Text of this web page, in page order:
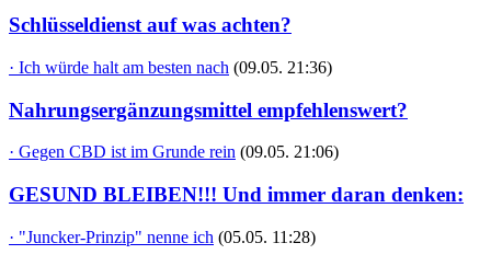
Schlüsseldienst auf was achten?
· Ich würde halt am besten nach (09.05. 21:36)
Nahrungsergänzungsmittel empfehlenswert?
· Gegen CBD ist im Grunde rein (09.05. 21:06)
GESUND BLEIBEN!!! Und immer daran denken:
· "Juncker-Prinzip" nenne ich (05.05. 11:28)